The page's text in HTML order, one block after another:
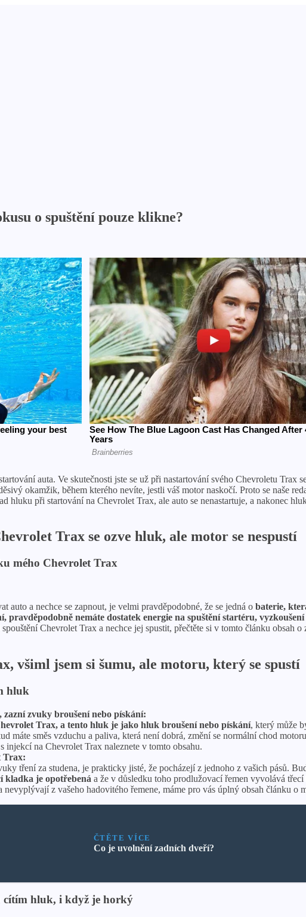
o spuštění pouze klikne?
auta. Ve skutečnosti jste se už při nastartování svého Chevroletu
okamžik, během kterého nevíte, jestli váš motor naskočí. Proto se naše
hluku při startování na Chevrolet Trax, ale auto se nenastartuje, a nakonec
Trax se ozve hluk, ale motor se nespustí
mého Chevrolet Trax
auto a nechce se zapnout, je velmi pravděpodobné, že se jedná o baterie,
nemáte dostatek energie na spuštění startéru,
Chevrolet Trax a nechce jej spustit, přečtěte si v tomto článku obsah
všiml jsem si šumu, ale motoru, který se spustí
hluk
zvuky broušení nebo pískání:
Trax, a tento hluk je jako hluk broušení nebo pískání, který může
máte směs vzduchu a paliva, která není dobrá, změní se normální chod
na Chevrolet Trax naleznete v tomto obsahu.
Trax:
tření za studena, je prakticky jisté, že pocházejí z jednoho z vašich pásů.
kladka je opotřebená a že v důsledku toho prodlužovací řemen vyvolává
z vašeho hadovitého řemene, máme pro vás úplný obsah článku o
ČTĚTE VÍCE
Co je uvolnění zadních dveří?
cítím hluk, i když je horký